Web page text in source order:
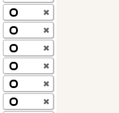
✖
✖
✖
✖
✖
✖